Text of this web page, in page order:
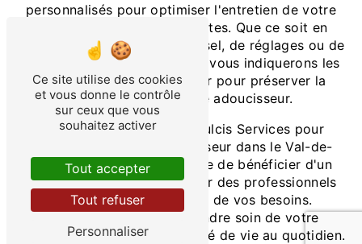
personnalisés pour optimiser l'entretien de votre
adoucisseur entre deux visites. Que ce soit en
termes de consommation de sel, de réglages ou de
vérifications régulières, nous vous indiquerons les
bonnes pratiques à adopter pour préserver la
performance de votre adoucisseur.
En faisant appel à Aqua Dulcis Services pour
l'entretien de votre adoucisseur dans le Val-de-
Marne, vous avez la garantie de bénéficier d'un
service de qualité, réalisé par des professionnels
compétents et à l'écoute de vos besoins.
N'attendez plus pour prendre soin de votre
adoucisseur et de votre qualité de vie au quotidien.
Ce site utilise des cookies
et vous donne le contrôle
sur ceux que vous
souhaitez activer
Tout accepter
Tout refuser
Personnaliser